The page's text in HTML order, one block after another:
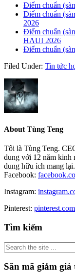
Điểm chuẩn
Điểm chuẩn
2026
Điểm chuẩn
HAUI 2026
Điểm chuẩn
Filed Under: Tin tức
About Tùng Teng
Tôi là Tùng Teng.
dung với 12 năm kinh
dung hữu ích mang lại.
Facebook:
Instagram:
Pinterest:
Primary
Sidebar
Tìm kiếm
Search
the
site
...
Săn mã giảm giá